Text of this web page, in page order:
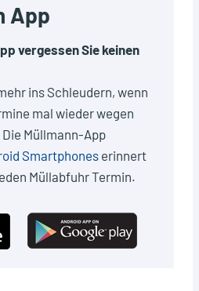
App
vergessen Sie keinen
ins Schleudern, wenn
mal wieder wegen
Müllmann-App
Smartphones erinnert
Müllabfuhr Termin.